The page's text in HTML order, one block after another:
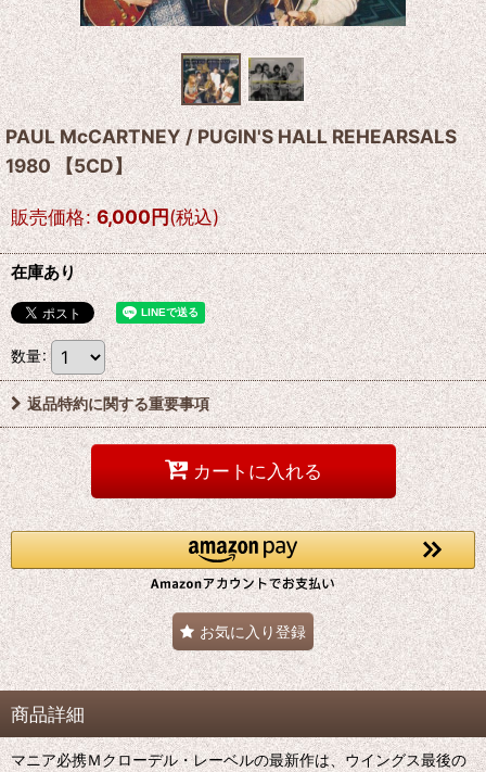
PAUL McCARTNEY / PUGIN'S HALL REHEARSALS
1980 【5CD】
販売価格: 6,000円(税込)
在庫あり
数量:
返品特約に関する重要事項
カートに入れる
お気に入り登録
商品詳細
マニア必携Ｍクローデル・レーベルの最新作は、ウイングス最後の